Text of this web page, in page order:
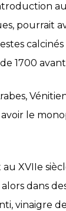
pourrait
calcinés
1700 avant
le
XVIIe
dans
vinaigre